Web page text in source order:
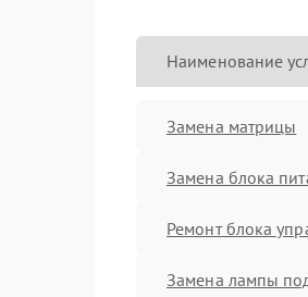
Наименование
Замена матрицы
Замена блока
Ремонт блока
Замена лампы